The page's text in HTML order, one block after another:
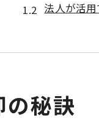
法人が活
調整区域
法人向け
法人が検討
調整区域売却で
秘訣